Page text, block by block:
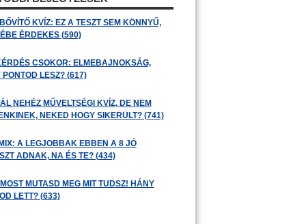
KVÍZ: EZ A TESZT SEM KÖNNYŰ,
ÉRDEKES (590)
CSOKOR: ELMEBAJNOKSÁG,
PONTOD LESZ? (617)
NEHÉZ MŰVELTSÉGI KVÍZ, DE NEM
NEKED HOGY SIKERÜLT? (741)
A LEGJOBBAK EBBEN A 8 JÓ
ADNAK, NA ÉS TE? (434)
MUTASD MEG MIT TUDSZ! HÁNY
LETT? (633)